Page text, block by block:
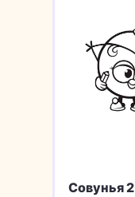
Совунья 2